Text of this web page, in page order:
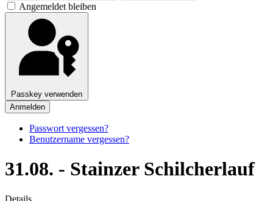
Angemeldet bleiben
Passkey verwenden
Anmelden
Passwort vergessen?
Benutzername vergessen?
31.08. - Stainzer Schilcherlauf
Details